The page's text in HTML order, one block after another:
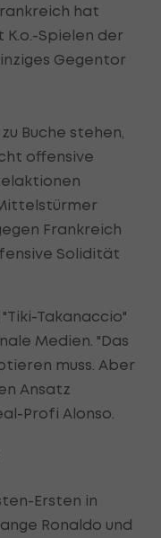
hat
K.o.-Spielen der
Gegentor
Buche stehen,
offensive
Frankreich
Solidität
Takanaccio"
Medien. "Das
muss. Aber
Ansatz
Profi Alonso.
Ersten in
Ronaldo und